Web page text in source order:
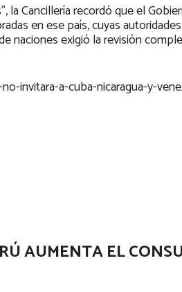
la Cancillería recordó que el
en ese país, cuyas autoridades
naciones exigió la revisión
invitara-a-cuba-nicaragua-y-
AUMENTA EL